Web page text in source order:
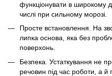
функціонувати в широкому
числі при сильному морозі.
Просте встановлення. На
липка основа, яка без
поверхонь.
Безпека. Устаткування не
речовин під час роботи, а й